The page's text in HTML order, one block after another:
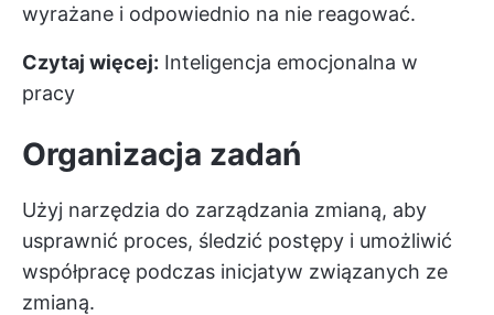
wyrażane i odpowiednio na nie reagować.
Czytaj więcej: Inteligencja emocjonalna w
pracy
Organizacja zadań
Użyj narzędzia do zarządzania zmianą, aby
usprawnić proces, śledzić postępy i umożliwić
współpracę podczas inicjatyw związanych ze
zmianą.